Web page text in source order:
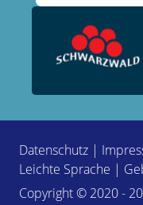
Datenschutz |
Leichte Sprache |
Copyright © 2020 -